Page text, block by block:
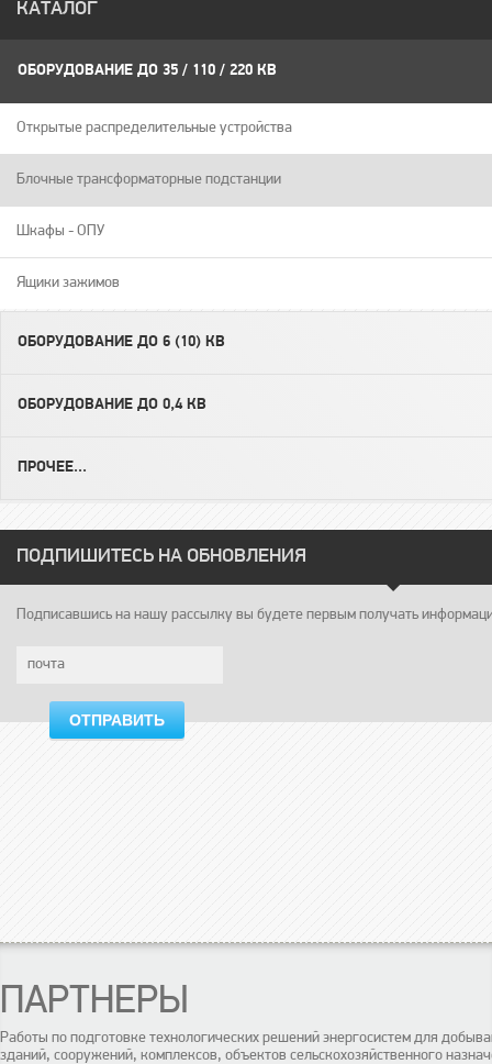
КАТАЛОГ
ОБОРУДОВАНИЕ ДО 35 / 110 / 220 КВ
Открытые распределительные устройства
Блочные трансформаторные подстанции
Шкафы - ОПУ
Ящики зажимов
ОБОРУДОВАНИЕ ДО 6 (10) КВ
ОБОРУДОВАНИЕ ДО 0,4 КВ
ПРОЧЕЕ...
ПОДПИШИТЕСЬ НА ОБНОВЛЕНИЯ
Подписавшись на нашу рассылку вы будете первым получать
ОТПРАВИТЬ
ПАРТНЕРЫ
Работы по подготовке технологических решений энергосистем для
зданий, сооружений, комплексов, объектов сельскохозяйственного